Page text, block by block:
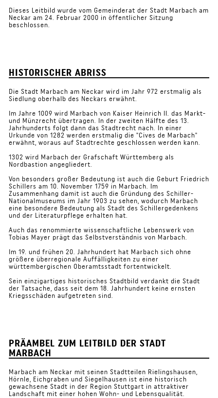
Dieses Leitbild wurde vom Gemeinderat der Stadt Marbach am
Neckar am 24. Februar 2000 in öffentlicher Sitzung
beschlossen.
HISTORISCHER ABRISS
Die Stadt Marbach am Neckar wird im Jahr 972 erstmalig als
Siedlung oberhalb des Neckars erwähnt.
Im Jahre 1009 wird Marbach von Kaiser Heinrich II. das Markt-
und Münzrecht übertragen. In der zweiten Hälfte des 13.
Jahrhunderts folgt dann das Stadtrecht nach. In einer
Urkunde von 1282 werden erstmalig die "Cives de Marbach"
erwähnt, woraus auf Stadtrechte geschlossen werden kann.
1302 wird Marbach der Grafschaft Württemberg als
Nordbastion angegliedert.
Von besonders großer Bedeutung ist auch die Geburt Friedrich
Schillers am 10. November 1759 in Marbach. Im
Zusammenhang damit ist auch die Gründung des Schiller-
Nationalmuseums im Jahr 1903 zu sehen, wodurch Marbach
eine besondere Bedeutung als Stadt des Schillergedenkens
und der Literaturpflege erhalten hat.
Auch das renommierte wissenschaftliche Lebenswerk von
Tobias Mayer prägt das Selbstverständnis von Marbach.
Im 19. und frühen 20. Jahrhundert hat Marbach sich ohne
größere überregionale Auffälligkeiten zu einer
württembergischen Oberamtsstadt fortentwickelt.
Sein einzigartiges historisches Stadtbild verdankt die Stadt
der Tatsache, dass seit dem 18. Jahrhundert keine ernsten
Kriegsschäden aufgetreten sind.
PRÄAMBEL ZUM LEITBILD DER STADT
MARBACH
Marbach am Neckar mit seinen Stadtteilen Rielingshausen,
Hörnle, Eichgraben und Siegelhausen ist eine historisch
gewachsene Stadt in der Region Stuttgart in attraktiver
Landschaft mit einer hohen Wohn- und Lebensqualität.